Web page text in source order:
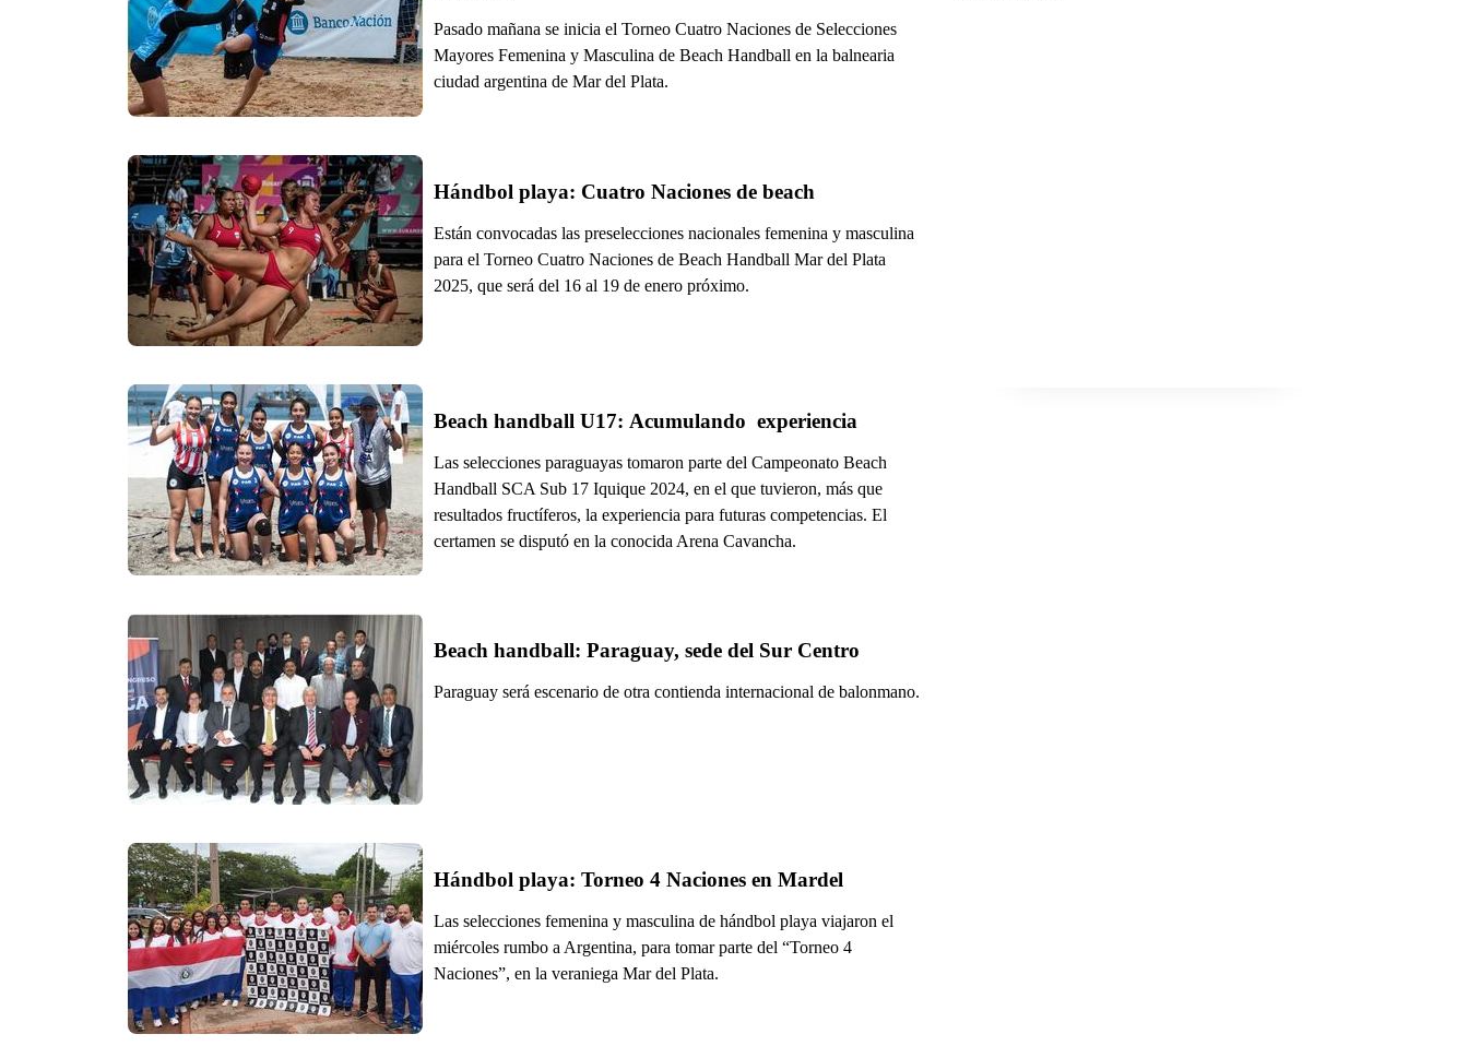
Pasado mañana se inicia el Torneo Cuatro Naciones de Selecciones
Mayores Femenina y Masculina de Beach Handball en la balnearia
ciudad argentina de Mar del Plata.
Están convocadas las preselecciones nacionales femenina y masculina
para el Torneo Cuatro Naciones de Beach Handball Mar del Plata
2025, que será del 16 al 19 de enero próximo.
Beach handball U17: Acumulando  experiencia
Las selecciones paraguayas tomaron parte del Campeonato Beach
Handball SCA Sub 17 Iquique 2024, en el que tuvieron, más que
resultados fructíferos, la experiencia para futuras competencias. El
certamen se disputó en la conocida Arena Cavancha.
Beach handball: Paraguay, sede del Sur Centro
Paraguay será escenario de otra contienda internacional de balonmano.
Hándbol playa: Torneo 4 Naciones en Mardel
Las selecciones femenina y masculina de hándbol playa viajaron el
miércoles rumbo a Argentina, para tomar parte del “Torneo 4
Naciones”, en la veraniega Mar del Plata.